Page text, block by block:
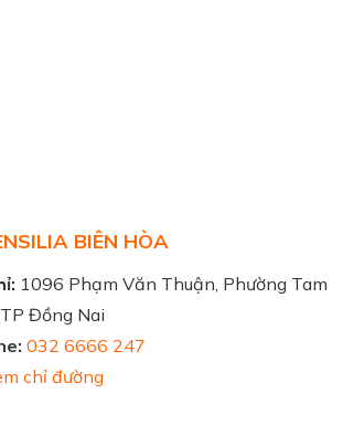
BIÊN HÒA
1096 Phạm Văn Thuận, Phường Tam
Đồng Nai
032 6666 247
chỉ đường